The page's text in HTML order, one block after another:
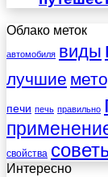
Облако меток
автомобиля виды
лучшие
печи печь правильно
свойства
Интересно